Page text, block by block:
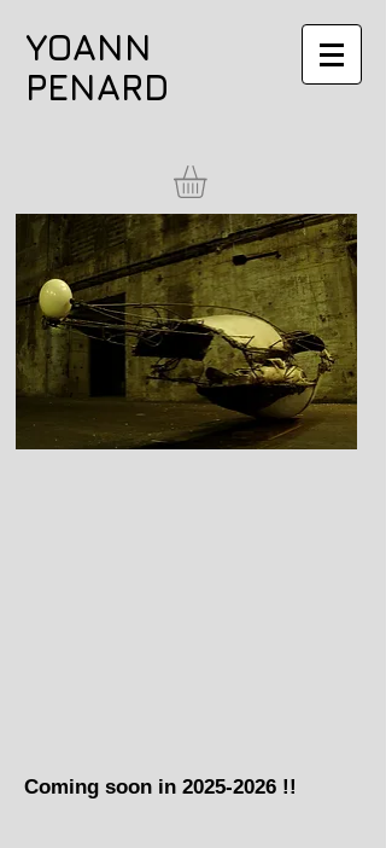
YOANN
PENARD
Coming soon in 2025-2026 !!